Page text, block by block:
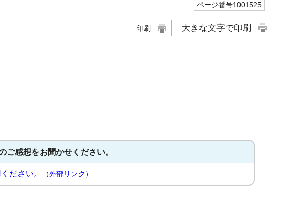
ページ番号1001525
印刷 大きな文字で印刷
ご感想をお聞かせください。
ださい。 （外部リンク）